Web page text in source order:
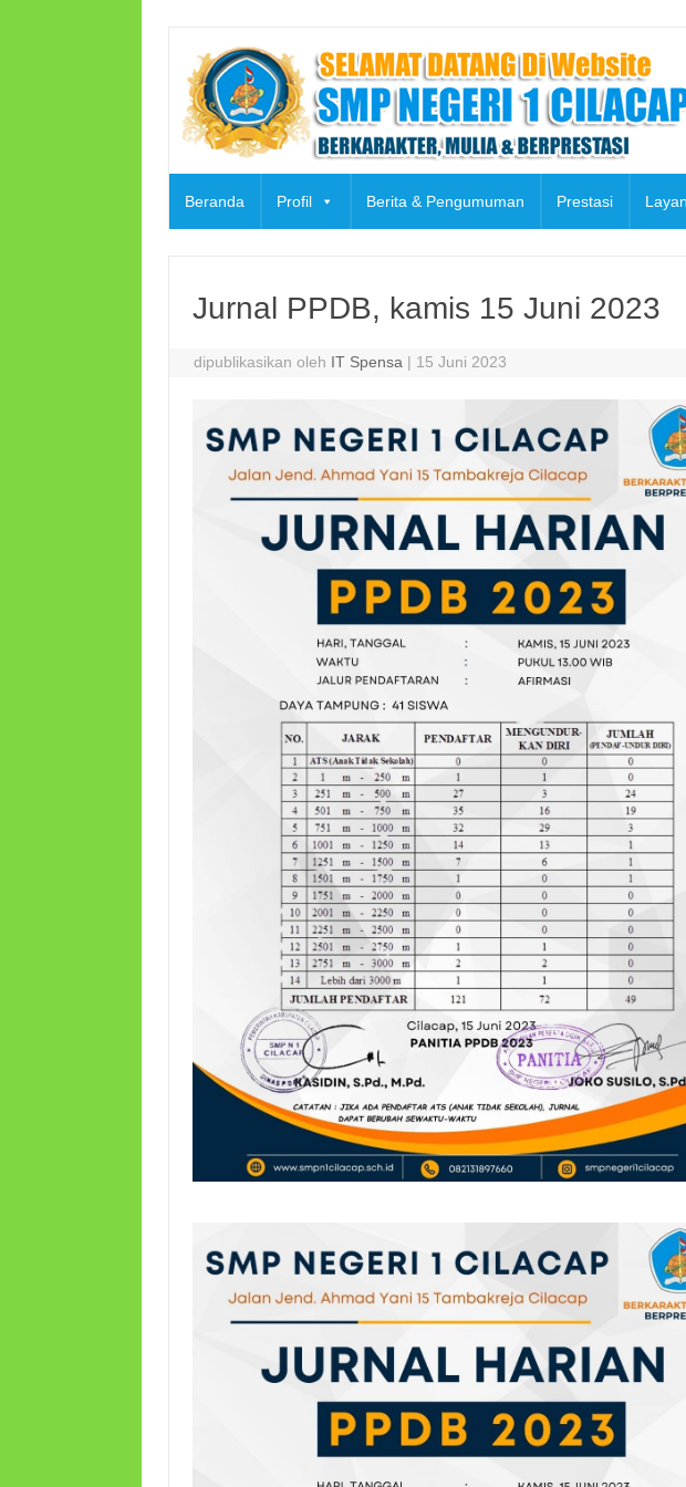
content
Beranda Profil Berita & Pengumuman Prestasi
Jurnal PPDB, kamis 15 Juni 2023
dipublikasikan oleh IT Spensa | 15 Juni 2023